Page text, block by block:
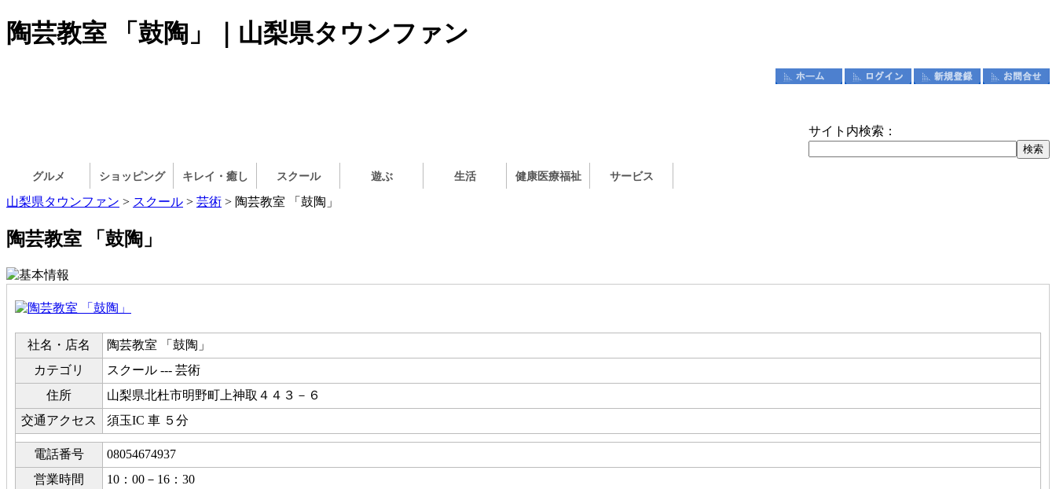
陶芸教室 「鼓陶」｜山梨県タウンファン
サイト内検索：
グルメ ショッピング キレイ・癒し スクール 遊ぶ 生活 健康医療福祉 サービス
山梨県タウンファン > スクール > 芸術 > 陶芸教室 「鼓陶」
陶芸教室 「鼓陶」
社名・店名
陶芸教室 「鼓陶」
カテゴリ
スクール --- 芸術
住所
山梨県北杜市明野町上神取４４３－６
交通アクセス
須玉IC 車 ５分
電話番号
08054674937
営業時間
10：00－16：30